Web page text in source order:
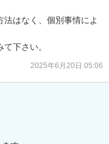
はなく、個別事情によ
下さい。
2025年6月20日 05:06